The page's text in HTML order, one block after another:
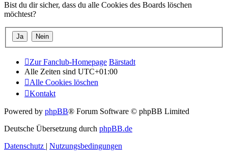
Bist du dir sicher, dass du alle Cookies des Boards löschen
möchtest?
Zur Fanclub-Homepage Bärstadt
Alle Zeiten sind UTC+01:00
Alle Cookies löschen
Kontakt
Powered by phpBB® Forum Software © phpBB Limited
Deutsche Übersetzung durch phpBB.de
Datenschutz | Nutzungsbedingungen